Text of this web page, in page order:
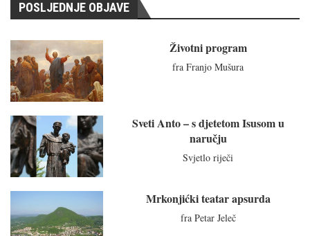
POSLJEDNJE OBJAVE
Životni program
fra Franjo Mušura
Sveti Anto – s djetetom Isusom u
naručju
Svjetlo riječi
Mrkonjićki teatar apsurda
fra Petar Jeleč